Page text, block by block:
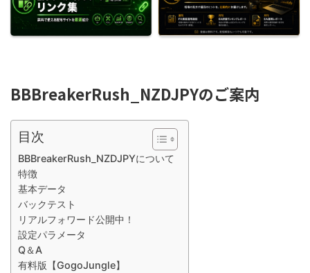
BBBreakerRush_NZDJPYのご案内
目次
BBBreakerRush_NZDJPYについて
特徴
基本データ
バックテスト
リアルフォワード公開中！
設定パラメータ
Q＆A
有料版【GogoJungle】